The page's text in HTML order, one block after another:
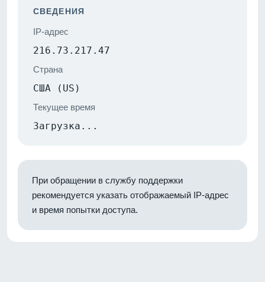
СВЕДЕНИЯ
IP-адрес
216.73.217.47
Страна
США (US)
Текущее время
Загрузка...
При обращении в службу поддержки
рекомендуется указать отображаемый IP-адрес
и время попытки доступа.